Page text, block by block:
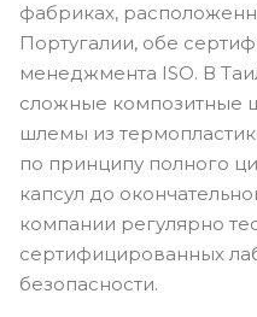
фабриках,
Португалии, обе
менеджмента ISO. В
сложные композитные
шлемы из
по принципу полного
капсул до
компании регулярно
сертифицированных
безопасности.